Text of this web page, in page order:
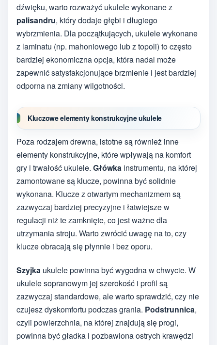
dźwięku, warto rozważyć ukulele wykonane z
palisandru, który dodaje głębi i długiego
wybrzmienia. Dla początkujących, ukulele wykonane
z laminatu (np. mahoniowego lub z topoli) to często
bardziej ekonomiczna opcja, która nadal może
zapewnić satysfakcjonujące brzmienie i jest bardziej
odporna na zmiany wilgotności.
Kluczowe elementy konstrukcyjne ukulele
Poza rodzajem drewna, istotne są również inne
elementy konstrukcyjne, które wpływają na komfort
gry i trwałość ukulele. Główka instrumentu, na której
zamontowane są klucze, powinna być solidnie
wykonana. Klucze z otwartym mechanizmem są
zazwyczaj bardziej precyzyjne i łatwiejsze w
regulacji niż te zamknięte, co jest ważne dla
utrzymania stroju. Warto zwrócić uwagę na to, czy
klucze obracają się płynnie i bez oporu.
Szyjka ukulele powinna być wygodna w chwycie. W
ukulele sopranowym jej szerokość i profil są
zazwyczaj standardowe, ale warto sprawdzić, czy nie
czujesz dyskomfortu podczas grania. Podstrunnica,
czyli powierzchnia, na której znajdują się progi,
powinna być gładka i pozbawiona ostrych krawędzi